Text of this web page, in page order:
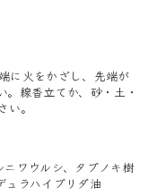
に火をかざし、先端が
線香立てか、砂・土・
。
ワウルシ、タブノキ樹
ュラハイブリダ油